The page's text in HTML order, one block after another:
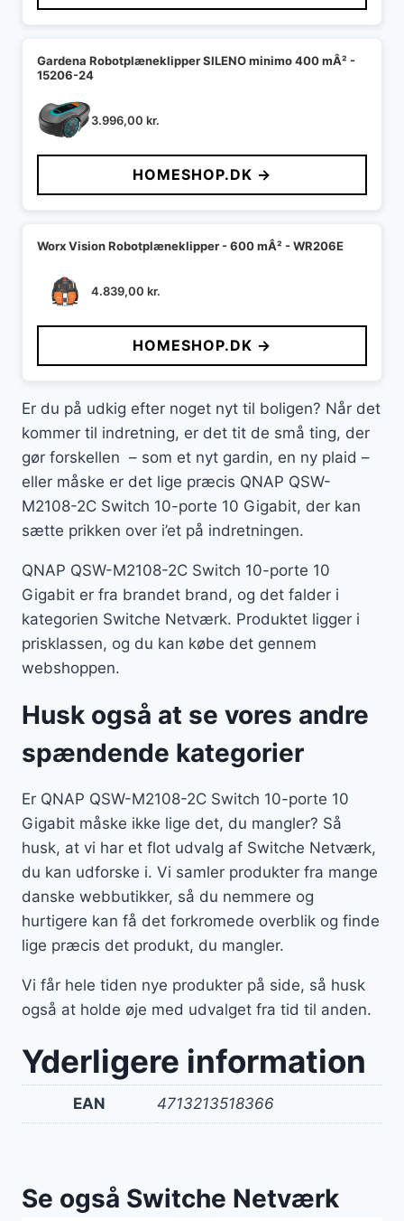
Gardena Robotplæneklipper SILENO minimo 400 mÂ² -
15206-24
3.996,00 kr.
HOMESHOP.DK →
Worx Vision Robotplæneklipper - 600 mÂ² - WR206E
4.839,00 kr.
HOMESHOP.DK →
Er du på udkig efter noget nyt til boligen? Når det
kommer til indretning, er det tit de små ting, der
gør forskellen – som et nyt gardin, en ny plaid –
eller måske er det lige præcis QNAP QSW-
M2108-2C Switch 10-porte 10 Gigabit, der kan
sætte prikken over i’et på indretningen.
QNAP QSW-M2108-2C Switch 10-porte 10
Gigabit er fra brandet brand, og det falder i
kategorien Switche Netværk. Produktet ligger i
prisklassen, og du kan købe det gennem
webshoppen.
Husk også at se vores andre
spændende kategorier
Er QNAP QSW-M2108-2C Switch 10-porte 10
Gigabit måske ikke lige det, du mangler? Så
husk, at vi har et flot udvalg af Switche Netværk,
du kan udforske i. Vi samler produkter fra mange
danske webbutikker, så du nemmere og
hurtigere kan få det forkromede overblik og finde
lige præcis det produkt, du mangler.
Vi får hele tiden nye produkter på side, så husk
også at holde øje med udvalget fra tid til anden.
Yderligere information
EAN 4713213518366
Se også Switche Netværk